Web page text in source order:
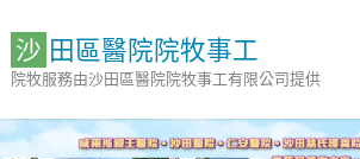
content
沙 田區醫院院牧事工
院牧服務由沙田區醫院院牧事工有限公司提供